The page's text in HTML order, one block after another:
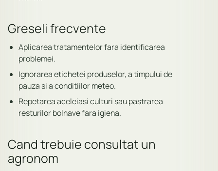
Greseli frecvente
Aplicarea tratamentelor fara identificarea
problemei.
Ignorarea etichetei produselor, a timpului de
pauza si a conditiilor meteo.
Repetarea aceleiasi culturi sau pastrarea
resturilor bolnave fara igiena.
Cand trebuie consultat un
agronom